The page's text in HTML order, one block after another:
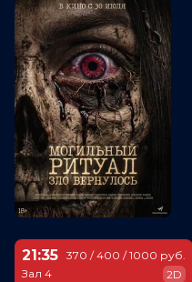
21:35
Зал 4
370 / 400 / 1000 руб.
2D